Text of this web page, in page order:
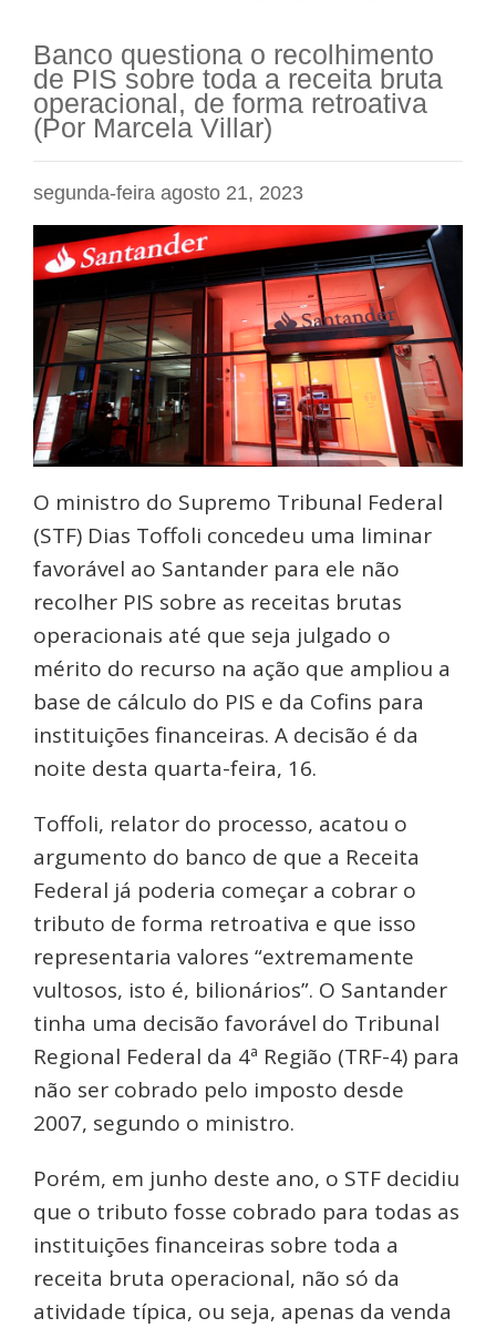
Banco questiona o recolhimento
de PIS sobre toda a receita bruta
operacional, de forma retroativa
(Por Marcela Villar)
segunda-feira agosto 21, 2023
O ministro do Supremo Tribunal Federal
(STF) Dias Toffoli concedeu uma liminar
favorável ao Santander para ele não
recolher PIS sobre as receitas brutas
operacionais até que seja julgado o
mérito do recurso na ação que ampliou a
base de cálculo do PIS e da Cofins para
instituições financeiras. A decisão é da
noite desta quarta-feira, 16.
Toffoli, relator do processo, acatou o
argumento do banco de que a Receita
Federal já poderia começar a cobrar o
tributo de forma retroativa e que isso
representaria valores “extremamente
vultosos, isto é, bilionários”. O Santander
tinha uma decisão favorável do Tribunal
Regional Federal da 4ª Região (TRF-4) para
não ser cobrado pelo imposto desde
2007, segundo o ministro.
Porém, em junho deste ano, o STF decidiu
que o tributo fosse cobrado para todas as
instituições financeiras sobre toda a
receita bruta operacional, não só da
atividade típica, ou seja, apenas da venda